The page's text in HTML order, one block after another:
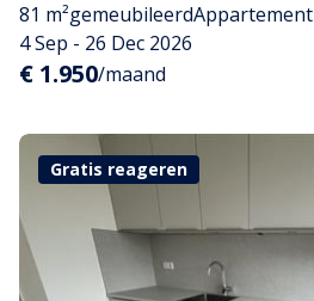
81 m²gemeubileerdAppartement
4 Sep - 26 Dec 2026
€ 1.950/maand
Gratis reageren